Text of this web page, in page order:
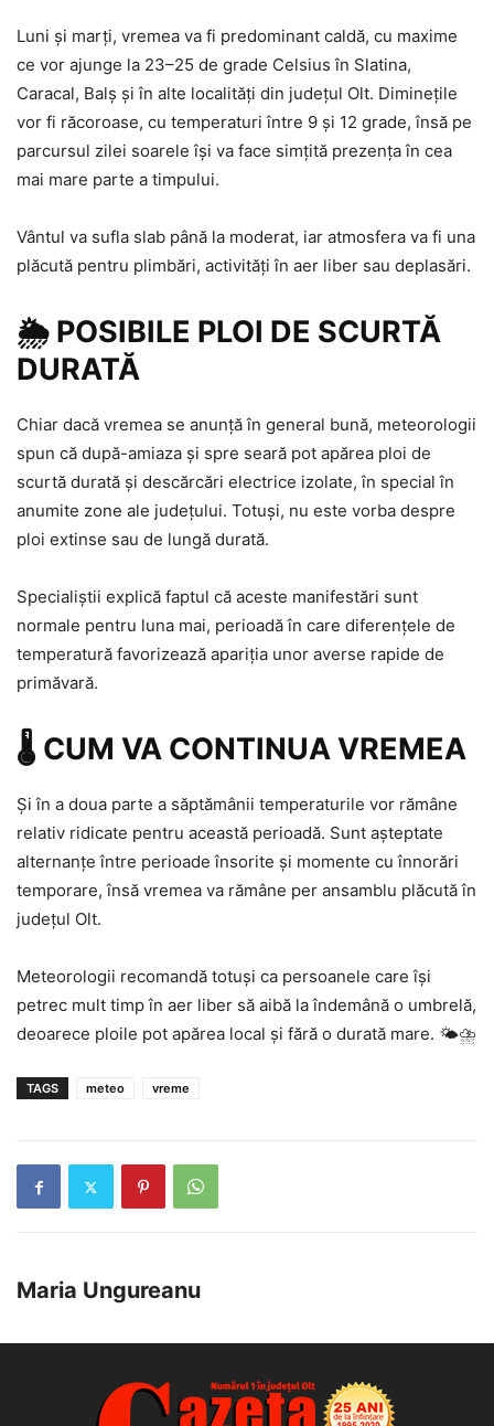
Luni și marți, vremea va fi predominant caldă, cu maxime
ce vor ajunge la 23–25 de grade Celsius în Slatina,
Caracal, Balș și în alte localități din județul Olt. Diminețile
vor fi răcoroase, cu temperaturi între 9 și 12 grade, însă pe
parcursul zilei soarele își va face simțită prezența în cea
mai mare parte a timpului.
Vântul va sufla slab până la moderat, iar atmosfera va fi una
plăcută pentru plimbări, activități în aer liber sau deplasări.
🌦️ POSIBILE PLOI DE SCURTĂ
DURATĂ
Chiar dacă vremea se anunță în general bună, meteorologii
spun că după-amiaza și spre seară pot apărea ploi de
scurtă durată și descărcări electrice izolate, în special în
anumite zone ale județului. Totuși, nu este vorba despre
ploi extinse sau de lungă durată.
Specialiștii explică faptul că aceste manifestări sunt
normale pentru luna mai, perioadă în care diferențele de
temperatură favorizează apariția unor averse rapide de
primăvară.
🌡️ CUM VA CONTINUA VREMEA
Și în a doua parte a săptămânii temperaturile vor rămâne
relativ ridicate pentru această perioadă. Sunt așteptate
alternanțe între perioade însorite și momente cu înnorări
temporare, însă vremea va rămâne per ansamblu plăcută în
județul Olt.
Meteorologii recomandă totuși ca persoanele care își
petrec mult timp în aer liber să aibă la îndemână o umbrelă,
deoarece ploile pot apărea local și fără o durată mare. 🌤️⛈️
TAGS meteo vreme
Maria Ungureanu